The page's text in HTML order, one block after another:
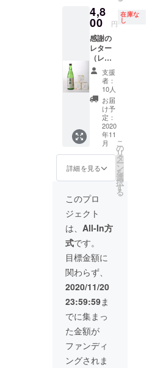
イン飲
み会約
60分
（北川
本家社
長参
加、
2021年
1月10日
(日)時間
(仮)19:0
選で５
名様に
新酒の
「富翁
純米吟
醸 丹州
山田錦
720ml
」をプ
レゼン
ト！）
「山田
錦のお
米と山
田錦の
お酒」
５セッ
CAMPF
IRE限定
組みま
で（１
組３
名）※旅
費、滞
在費は
含まれ
ませ
た日時
は後日
相談
4,8
00 円
在庫な
し
感謝の
レター
（レ
ターに
はお米
の人気
投票と
感想が
書ける
QRコー
ド有
り、回
答して
いただ
いた方
ら、抽
選で５
名様に
新酒の
「富翁
純米吟
醸 丹州
山田錦
720ml
」をプ
レゼン
ト！）
「山田
錦のお
米と山
田錦の
お酒」
１セッ
支援
者：
10人
お届
け予
定：
2020
年11
月
詳細を見る
こ
の
リ
タ
ー
ン
を
選
択
す
る
このプロ
ジェクト
は、 All-In方
式です。
目標金額に
関わらず、
2020/11/20
23:59:59ま
でに集まっ
た金額が
ファンディ
ングされま